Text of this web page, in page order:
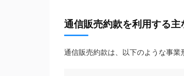
通信販売約款を利用する主
通信販売約款は、以下のような事業